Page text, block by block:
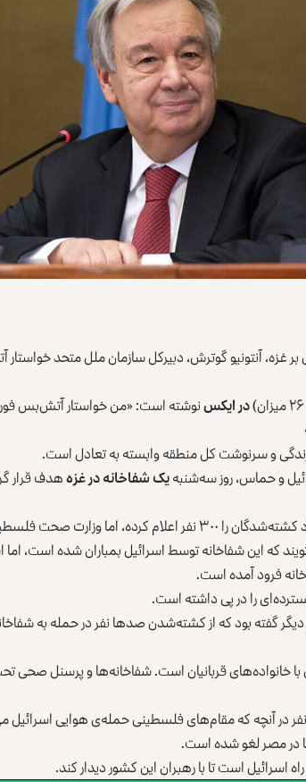
بر غزه، آنتونیو گوترش، دبیرکل سازمان ملل متحد
در ایکسنوشته است: «من خواستار آتش‌بس
و سرنوشت کل منطقه وابسته به تعادل است.
و حماس، روز سه‌شنبهیک شفاخانه در غزههدف قرار
صحت فلسطین آن را ۵۰۰ نفر می‌داند.
که این شفاخانه توسط اسرائیل بمباران شده است، اما
فرود آمده است.
را در پی داشته است.
گفته بود که از کشته‌شدن صدها نفر در حمله به
خانواده‌های قربانیان است. شفاخانه‌ها و پرسنل صحی
در آنچه که مقام‌های فلسطینی حمله‌ی هوایی
در مصر لغو شده است.
اسرائیل است تا با رهبران این کشور دیدار کند.